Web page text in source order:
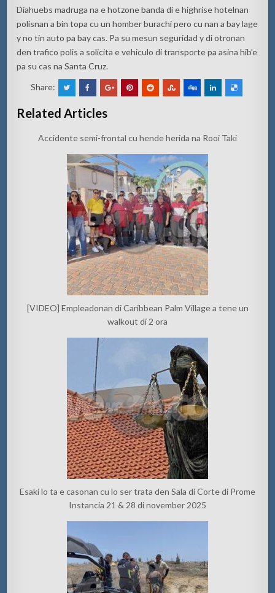
Diahuebs madruga na e hotzone banda di e highrise hotelnan
polisnan a bin topa cu un homber burachi pero cu nan a bay lage
y no tin auto pa bay cas. Pa su mesun seguridad y di otronan
den trafico polis a solicita e vehiculo di transporte pa asina hib’e
pa su cas na Santa Cruz.
Share:
Related Articles
Accidente semi-frontal cu hende herida na Rooi Taki
[VIDEO] Empleadonan di Caribbean Palm Village a tene un
walkout di 2 ora
Esaki lo ta e casonan cu lo ser trata den Sala di Corte di Prome
Instancia 21 & 28 di november 2025